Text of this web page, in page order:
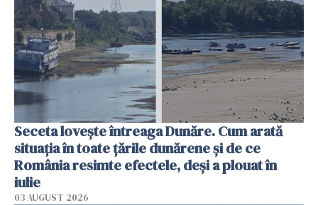
Seceta lovește întreaga Dunăre. Cum arată
situația în toate țările dunărene și de ce
România resimte efectele, deși a plouat în
iulie
03 AUGUST 2026